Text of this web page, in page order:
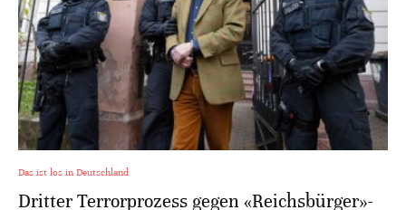
Das ist los in Deutschland
Dritter Terrorprozess gegen «Reichsbürger»-